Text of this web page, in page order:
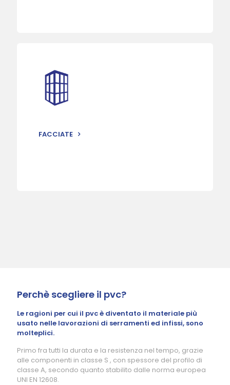
FACCIATE
Perchè scegliere il pvc?
Le ragioni per cui il pvc è diventato il materiale più
usato nelle lavorazioni di serramenti ed infissi, sono
molteplici.
Primo fra tutti la durata e la resistenza nel tempo, grazie
alle componenti in classe S , con spessore del profilo di
classe A, secondo quanto stabilito dalle norma europea
UNI EN 12608.